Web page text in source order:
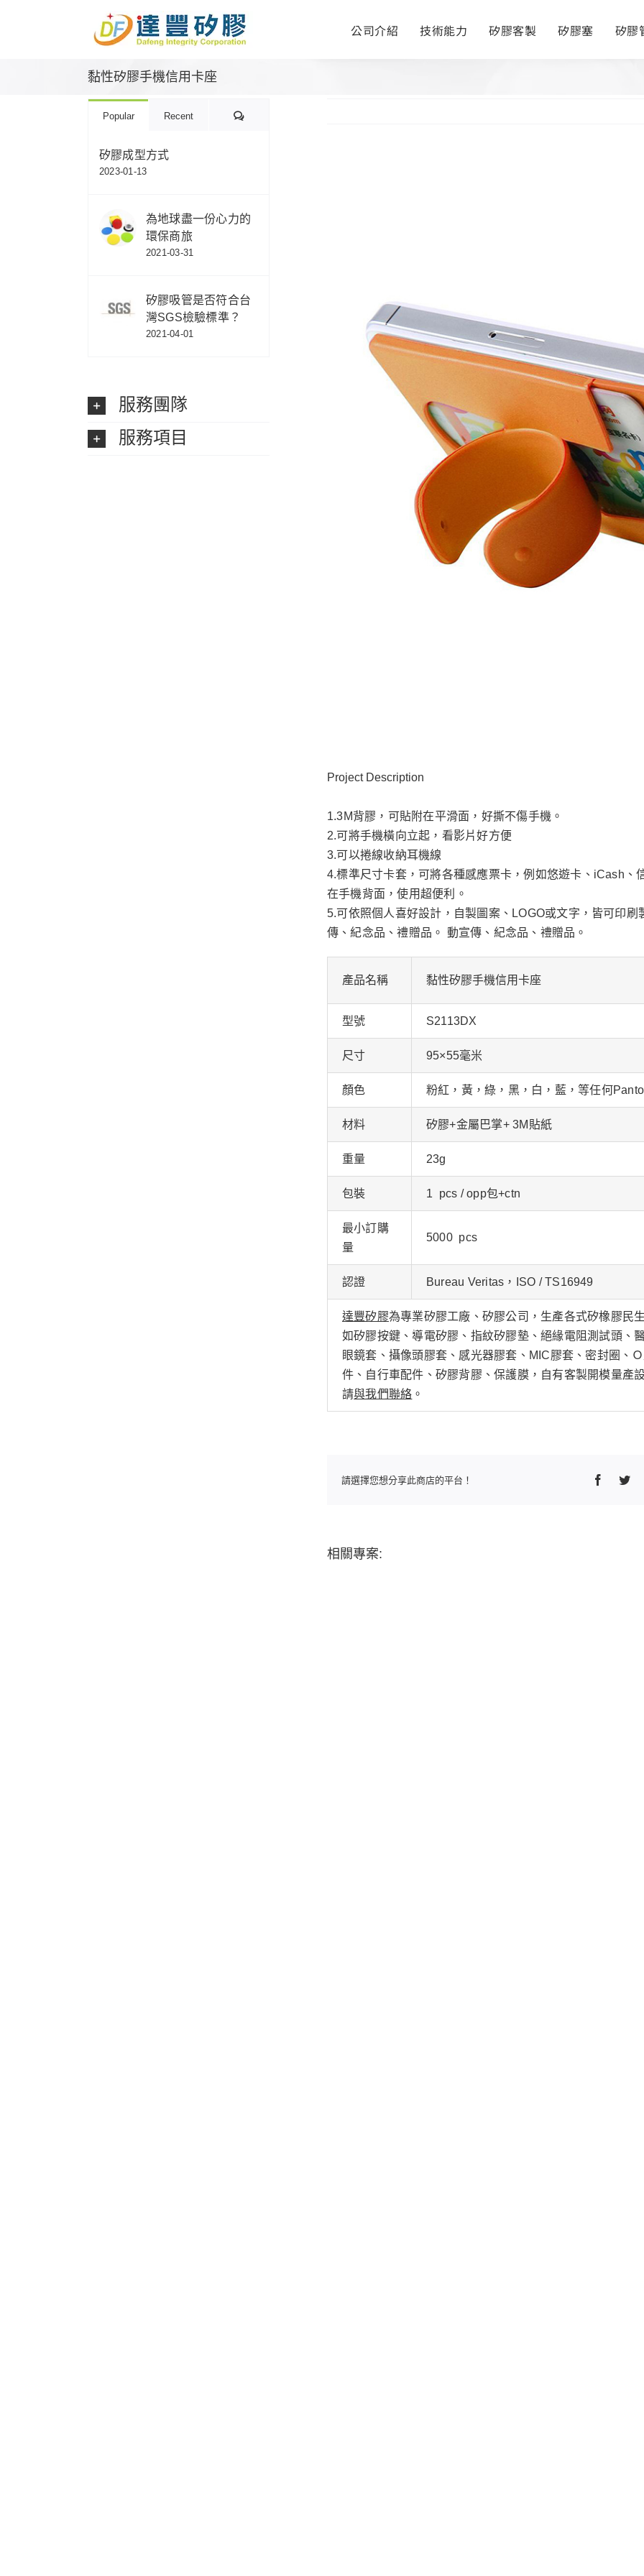
公司介紹 技術能力 矽膠客製 矽膠塞 矽膠
黏性矽膠手機信用卡座
Project Description
1.3M背膠，可貼附在平滑面，好撕不傷手機。
2.可將手機橫向立起，看影片好方便
3.可以捲線收納耳機線
4.標準尺寸卡套，可將各種感應票卡，例如悠遊卡、iCash、
在手機背面，使用超便利。
5.可依照個人喜好設計，自製圖案、LOGO或文字，皆可印刷
傳、紀念品、禮贈品。 動宣傳、紀念品、禮贈品。
產品名稱 黏性矽膠手機信用卡座
型號 S2113DX
尺寸 95×55毫米
顏色 粉紅，黃，綠，黑，白，藍，等任何
材料 矽膠+金屬巴掌+ 3M貼紙
重量 23g
包裝 1 pcs / opp包+ctn
最小訂購
量
5000 pcs
認證 Bureau Veritas，ISO / TS16949
達豐矽膠為專業矽膠工廠、矽膠公司，生產各式矽橡膠民
如矽膠按鍵、導電矽膠、指紋矽膠墊、絕緣電阻測試頭、
眼鏡套、攝像頭膠套、感光器膠套、MIC膠套、密封圈、
件、自行車配件、矽膠背膠、保護膜，自有客製開模量產
請與我們聯絡 。
請選擇您想分享此商店的平台！
相關專案:
Popular Recent Comments
矽膠成型方式
2023-01-13
為地球盡一份心力的
環保商旅
2021-03-31
矽膠吸管是否符合台
灣SGS檢驗標準？
2021-04-01
服務團隊
服務項目